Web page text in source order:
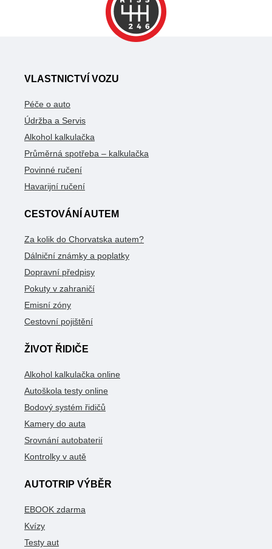
VLASTNICTVÍ VOZU
Péče o auto
Údržba a Servis
Alkohol kalkulačka
Průměrná spotřeba – kalkulačka
Povinné ručení
Havarijní ručení
CESTOVÁNÍ AUTEM
Za kolik do Chorvatska autem?
Dálniční známky a poplatky
Dopravní předpisy
Pokuty v zahraničí
Emisní zóny
Cestovní pojištění
ŽIVOT ŘIDIČE
Alkohol kalkulačka online
Autoškola testy online
Bodový systém řidičů
Kamery do auta
Srovnání autobaterií
Kontrolky v autě
AUTOTRIP VÝBĚR
EBOOK zdarma
Kvízy
Testy aut